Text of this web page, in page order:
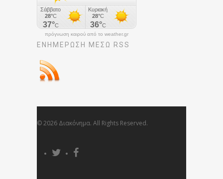
πρόγνωση καιρού από το weather.gr
ΕΝΗΜΈΡΩΣΉ ΜΕΣΩ RSS
© 2026 Διακόνημα. All Rights Reserved.